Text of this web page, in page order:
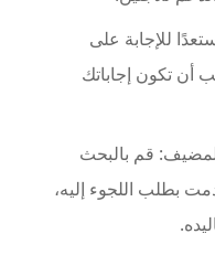
للإجابة على
أن تكون إجاباتك
قم بالبحث
بطلب اللجوء إليه،